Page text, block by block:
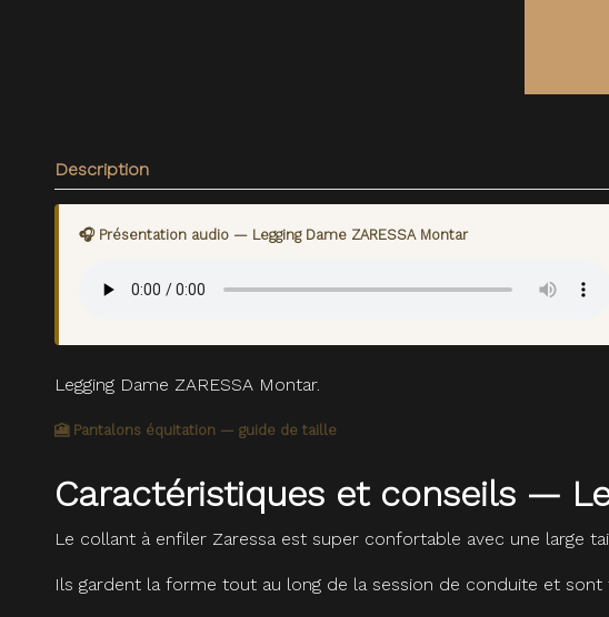
Description
🎧 Présentation audio — Legging Dame ZARESSA Montar
Legging Dame ZARESSA Montar.
🎦 Pantalons équitation — guide de taille
Caractéristiques et conseils —
Le collant à enfiler Zaressa est super confortable avec une large
Ils gardent la forme tout au long de la session de conduite et